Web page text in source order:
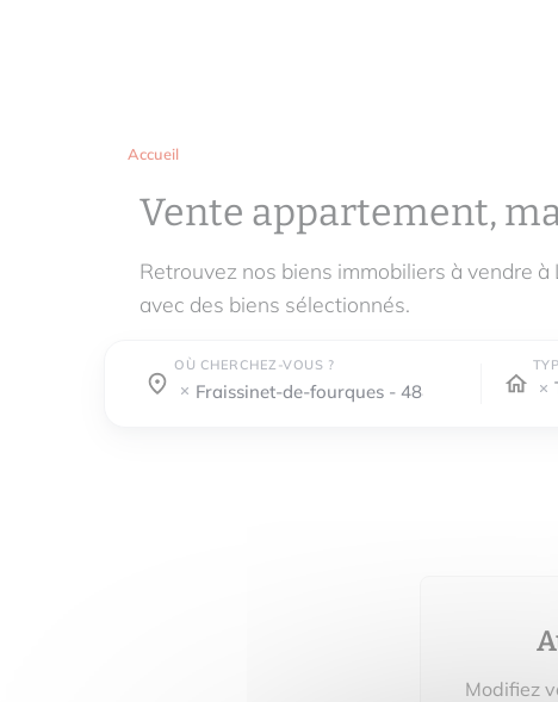
Accueil
Vente appartement,
Retrouvez nos biens immobiliers à vendre
avec des biens sélectionnés.
OÙ CHERCHEZ-VOUS ?
Où cherchez-vous ?
fraissinet-de-fourques - 48400
Où cherchez-vous ?
Modifiez